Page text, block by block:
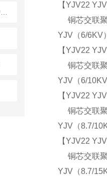
【YJV22
铜芯交联聚
YJV（6/6KV）
【YJV22
铜芯交联聚
YJV（6/10KV
【YJV22
铜芯交联聚
YJV（8.7/
【YJV22
铜芯交联聚
YJV（8.7/